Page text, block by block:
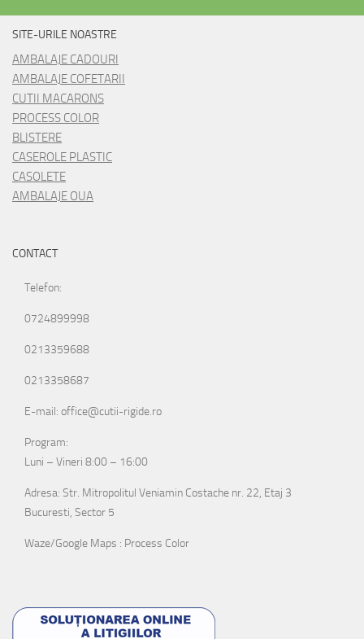
SITE-URILE NOASTRE
AMBALAJE CADOURI
AMBALAJE COFETARII
CUTII MACARONS
PROCESS COLOR
BLISTERE
CASEROLE PLASTIC
CASOLETE
AMBALAJE OUA
CONTACT
Telefon:
0724899998
0213359688
0213358687
E-mail: office@cutii-rigide.ro
Program:
Luni – Vineri 8:00 – 16:00
Adresa: Str. Mitropolitul Veniamin Costache nr. 22, Etaj 3
Bucuresti, Sector 5
Waze/Google Maps : Process Color